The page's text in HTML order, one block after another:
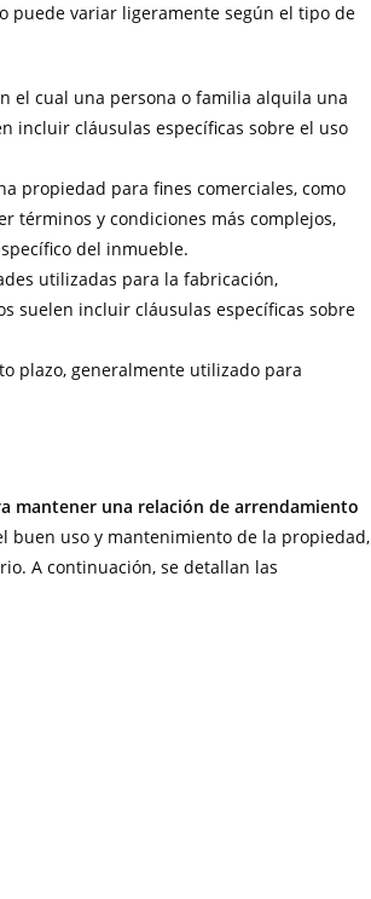
puede variar ligeramente según el tipo de
el cual una persona o familia alquila una
incluir cláusulas específicas sobre el uso
propiedad para fines comerciales, como
términos y condiciones más complejos,
del inmueble.
utilizadas para la fabricación,
suelen incluir cláusulas específicas sobre
plazo, generalmente utilizado para
mantener una relación de arrendamiento
buen uso y mantenimiento de la propiedad,
A continuación, se detallan las